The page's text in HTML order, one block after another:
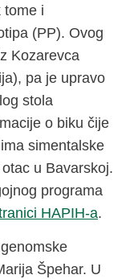
tome i
(PP). Ovog
Kozarevca
pa je upravo
stola
o biku čije
simentalske
u Bavarskoj.
programa
HAPIH-a.
Špehar. U